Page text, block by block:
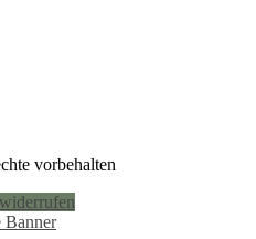
vorbehalten
Banner